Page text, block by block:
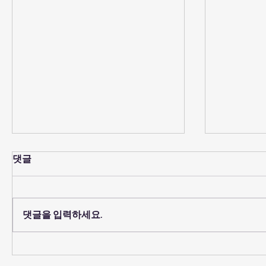
댓글
댓글을 입력하세요.